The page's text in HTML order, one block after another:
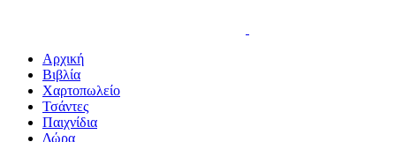
Αρχική
Βιβλία
Χαρτοπωλείο
Τσάντες
Παιχνίδια
Δώρα